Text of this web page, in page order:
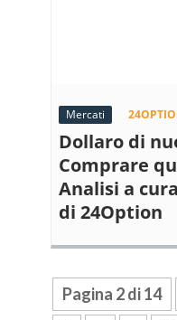
Mercati
Dollaro di
Comprare
Analisi a
di 24Option
Pagina 2 di 14